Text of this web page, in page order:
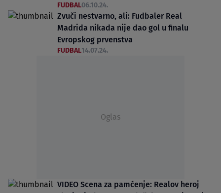
FUDBAL06.10.24.
Zvuči nestvarno, ali: Fudbaler Real
Madrida nikada nije dao gol u finalu
Evropskog prvenstva
FUDBAL14.07.24.
Oglas
VIDEO Scena za pamćenje: Realov heroj